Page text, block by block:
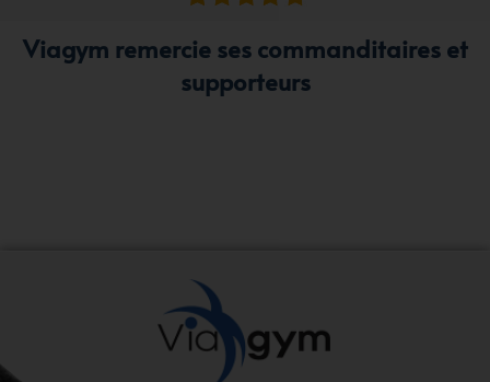
Viagym remercie ses commanditaires et
supporteurs